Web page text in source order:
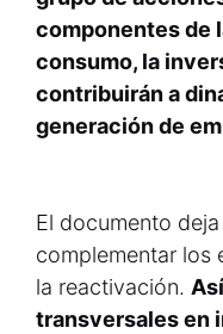
componentes de
consumo, la
contribuirán a
generación de
El documento
complementar los
la reactivación.
transversales en